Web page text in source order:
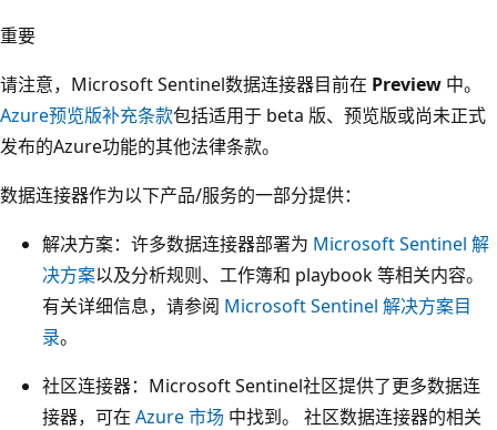
重要
请注意，Microsoft Sentinel数据连接器目前在 Preview 中。
Azure预览版补充条款包括适用于 beta 版、预览版或尚未正式
发布的Azure功能的其他法律条款。
数据连接器作为以下产品/服务的一部分提供：
解决方案：许多数据连接器部署为 Microsoft Sentinel 解
决方案以及分析规则、工作簿和 playbook 等相关内容。
有关详细信息，请参阅 Microsoft Sentinel 解决方案目
录。
社区连接器：Microsoft Sentinel社区提供了更多数据连
接器，可在 Azure 市场 中找到。 社区数据连接器的相关